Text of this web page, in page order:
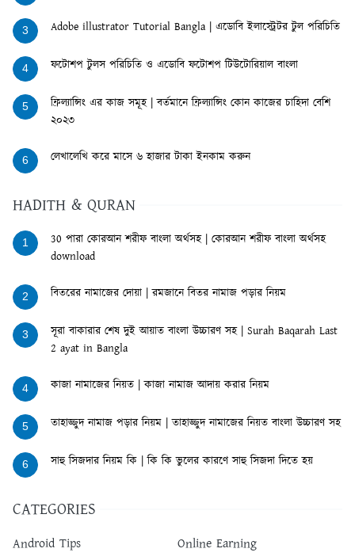
3 Adobe illustrator Tutorial Bangla | এডোবি ইলাস্ট্রেটর টুল পরিচিতি
4 ফটোশপ টুলস পরিচিতি ও এডোবি ফটোশপ টিউটোরিয়াল বাংলা
5
ফ্রিল্যান্সিং এর কাজ সমূহ | বর্তমানে ফ্রিল্যান্সিং কোন কাজের চাহিদা বেশি
২০২৩
6 লেখালেখি করে মাসে ৬ হাজার টাকা ইনকাম করুন
HADITH & QURAN
1
30 পারা কোরআন শরীফ বাংলা অর্থসহ | কোরআন শরীফ বাংলা অর্থসহ
download
2 বিতরের নামাজের দোয়া | রমজানে বিতর নামাজ পড়ার নিয়ম
3
সূরা বাকারার শেষ দুই আয়াত বাংলা উচ্চারণ সহ | Surah Baqarah Last
2 ayat in Bangla
4 কাজা নামাজের নিয়ত | কাজা নামাজ আদায় করার নিয়ম
5 তাহাজ্জুদ নামাজ পড়ার নিয়ম | তাহাজ্জুদ নামাজের নিয়ত বাংলা উচ্চারণ সহ
6 সাহু সিজদার নিয়ম কি | কি কি ভুলের কারণে সাহু সিজদা দিতে হয়
CATEGORIES
Android Tips
Online Earning